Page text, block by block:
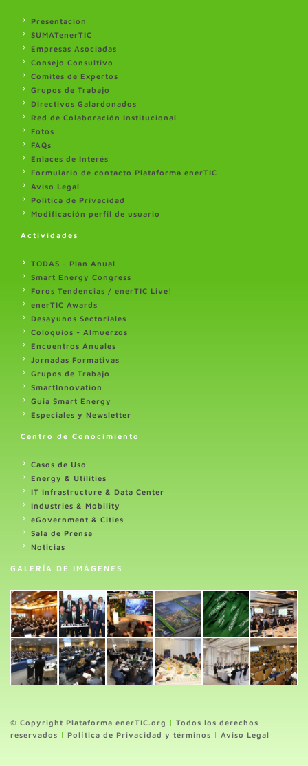
Presentación
SUMATenerTIC
Empresas Asociadas
Consejo Consultivo
Comités de Expertos
Grupos de Trabajo
Directivos Galardonados
Red de Colaboración Institucional
Fotos
FAQs
Enlaces de Interés
Formulario de contacto Plataforma enerTIC
Aviso Legal
Politica de Privacidad
Modificación perfil de usuario
Actividades
TODAS - Plan Anual
Smart Energy Congress
Foros Tendencias / enerTIC Live!
enerTIC Awards
Desayunos Sectoriales
Coloquios - Almuerzos
Encuentros Anuales
Jornadas Formativas
Grupos de Trabajo
SmartInnovation
Guia Smart Energy
Especiales y Newsletter
Centro de Conocimiento
Casos de Uso
Energy & Utilities
IT Infrastructure & Data Center
Industries & Mobility
eGovernment & Cities
Sala de Prensa
Noticias
GALERÍA DE IMÁGENES
© Copyright Plataforma enerTIC.org | Todos los derechos
reservados | Política de Privacidad y términos | Aviso Legal